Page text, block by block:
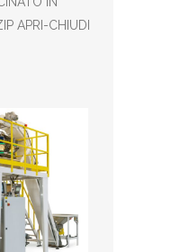
APRI-CHIUDI